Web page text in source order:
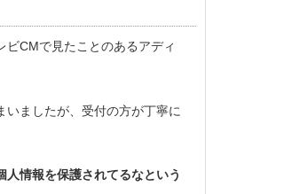
CMで見たことのあるアディ
ましたが、受付の方が丁寧に
情報を保護されてるなという